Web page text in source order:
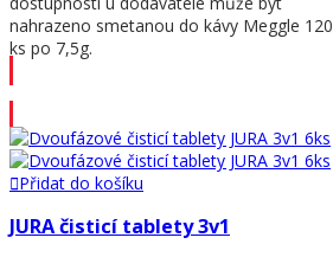
nahrazeno smetanou do kávy Meggle 120
ks po 7,5g.
Přidat do košíku
JURA čisticí tablety 3v1